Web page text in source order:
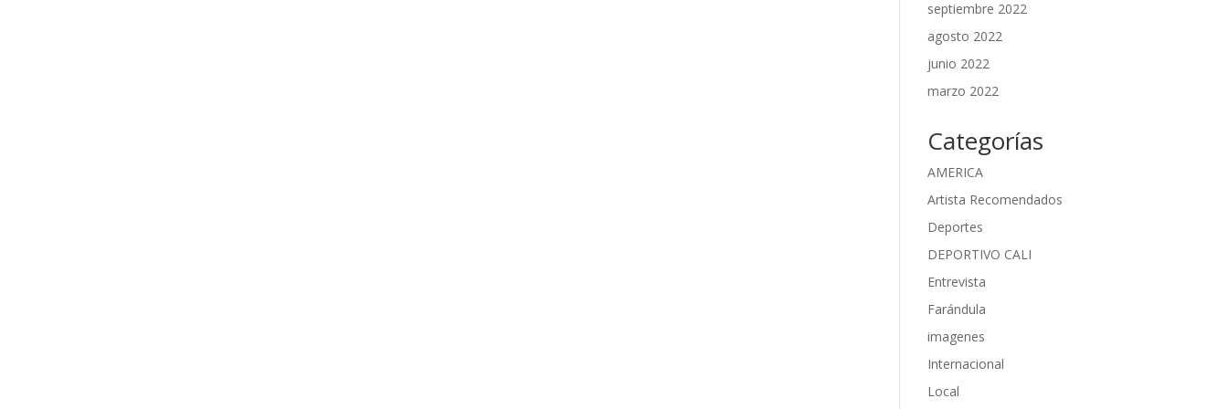
septiembre 2022
agosto 2022
junio 2022
marzo 2022
Categorías
AMERICA
Artista Recomendados
Deportes
DEPORTIVO CALI
Entrevista
Farándula
imagenes
Internacional
Local